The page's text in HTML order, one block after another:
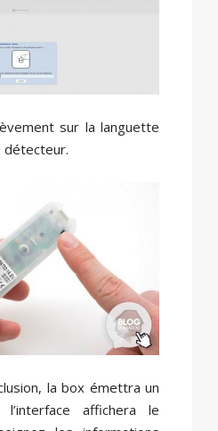
sur la languette
détecteur.
la box émettra un
affichera le